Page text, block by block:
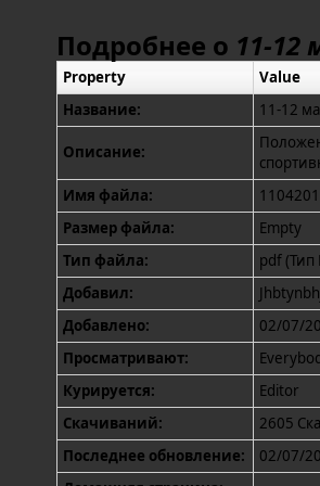
Подробнее о 11-12
Property
Value
Название:
11-12
Описание:
Имя файла:
Размер файла:
Empty
Тип файла:
pdf (Тип
Добавил:
Добавлено:
02/07/
Просматривают:
Курируется:
Editor
Скачиваний:
2605
Последнее обновление:
02/07/